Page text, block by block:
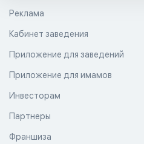
Реклама
Кабинет заведения
Приложение для заведений
Приложение для имамов
Инвесторам
Партнеры
Франшиза